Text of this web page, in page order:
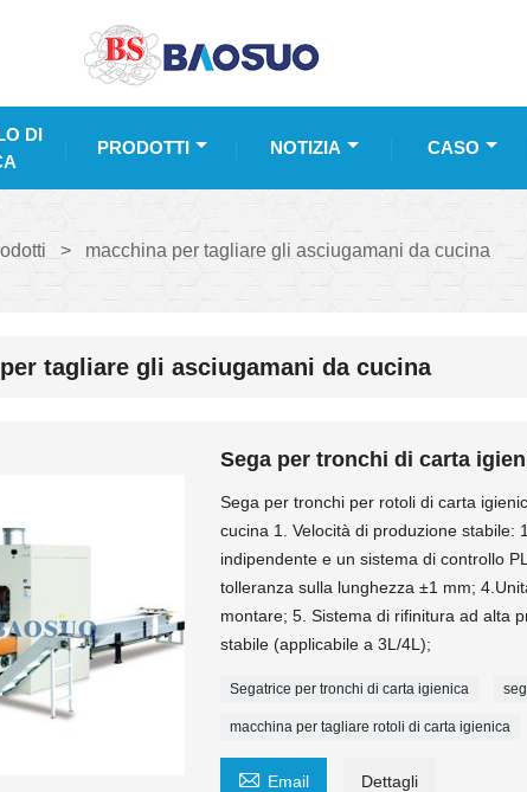
DI
PRODOTTI NOTIZIA CASO
> macchina per tagliare gli asciugamani da cucina
tagliare gli asciugamani da cucina
Sega per tronchi di carta
Sega per tronchi per rotoli di carta
cucina 1. Velocità di produzione stabile:
indipendente e un sistema di controllo
tolleranza sulla lunghezza ±1 mm;
montare; 5. Sistema di rifinitura ad alta
stabile (applicabile a 3L/4L);
Segatrice per tronchi di carta igienica
macchina per tagliare rotoli di carta igienica
 Email Dettagli